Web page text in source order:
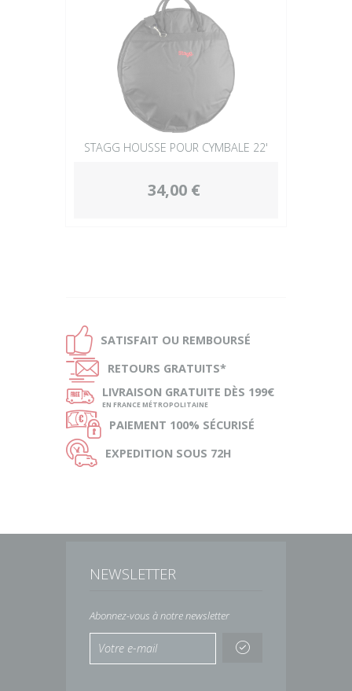
STAGG HOUSSE POUR CYMBALE 22'
34,00 €
Ð SATISFAIT OU REMBOURSÉ
Ñ RETOURS GRATUITS*
ø LIVRAISON GRATUITE DÈS 199€
EN FRANCE MÉTROPOLITAINE
Ø PAIEMENT 100% SÉCURISÉ
Ù EXPEDITION SOUS 72H
NEWSLETTER
Abonnez-vous à notre newsletter